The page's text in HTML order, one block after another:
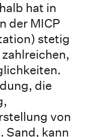
hat in
der MICP
stetig
die
von
Sand, kann